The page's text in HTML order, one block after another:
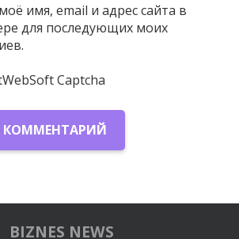
имя, email и адрес сайта в
для последующих моих
Captcha
КОММЕНТАРИЙ
BIZNES NEWS